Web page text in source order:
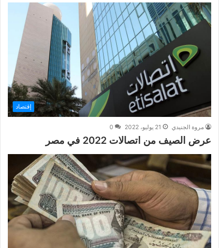
إقتصاد
مروة الجنيدي 21 يوليو، 2022 0
عرض الصيف من اتصالات 2022 في مصر